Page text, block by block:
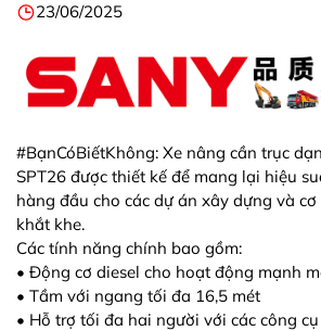
23/06/2025
#BạnCóBiếtKhông: Xe nâng cần trục
SPT26 được thiết kế để mang lại hiệu
hàng đầu cho các dự án xây dựng và
khắt khe.
Các tính năng chính bao gồm:
• Động cơ diesel cho hoạt động mạnh
• Tầm với ngang tối đa 16,5 mét
• Hỗ trợ tối đa hai người với các công cụ